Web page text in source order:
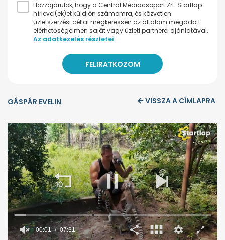
Hozzájárulok, hogy a Central Médiacsoport Zrt. Startlap
hírlevel(ek)et küldjön számomra, és közvetlen
üzletszerzési céllal megkeressen az általam megadott
elérhetőségeimen saját vagy üzleti partnerei ajánlatával.
Az adatkezelés részletei
GÁSPÁR EVELIN VISSZA A CÍMLAPRA
00:02 07:31